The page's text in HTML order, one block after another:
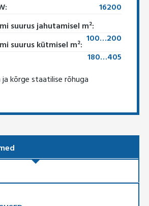
16200
suurus jahutamisel m²:
100…200
suurus kütmisel m²:
180…405
ja kõrge staatilise rõhuga